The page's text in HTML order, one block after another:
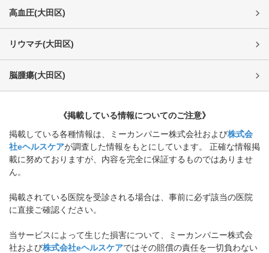
高血圧(大田区)
リウマチ(大田区)
脳腫瘍(大田区)
《掲載している情報についてのご注意》
掲載している各種情報は、ミーカンパニー株式会社および株式会
社eヘルスケアが調査した情報をもとにしています。 正確な情報掲
載に努めておりますが、内容を完全に保証するものではありませ
ん。
掲載されている医院を受診される場合は、事前に必ず該当の医院
に直接ご確認ください。
当サービスによって生じた損害について、ミーカンパニー株式会
社および株式会社eヘルスケアではその賠償の責任を一切負わない